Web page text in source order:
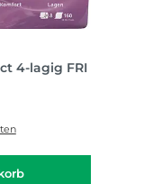
4-lagig FRI